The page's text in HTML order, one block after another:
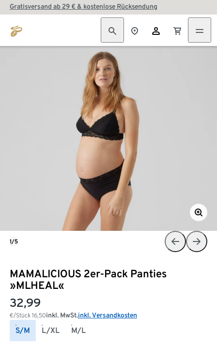
Gratisversand ab 29 € & kostenlose Rücksendung
MAMALICIOUS 2er-Pack Panties
»MLHEAL«
32,99
€/Stück 16,50inkl. MwSt.inkl. Versandkosten
S/M L/XL M/L
1/5